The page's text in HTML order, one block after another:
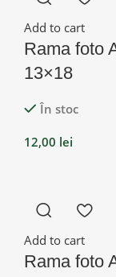
Add to cart
Rama foto
13×18
În stoc
12,00 lei
Add to cart
Rama foto